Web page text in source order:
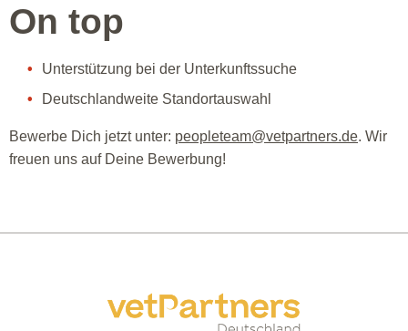
On top
Unterstützung bei der Unterkunftssuche
Deutschlandweite Standortauswahl
Bewerbe Dich jetzt unter: peopleteam@vetpartners.de. Wir
freuen uns auf Deine Bewerbung!